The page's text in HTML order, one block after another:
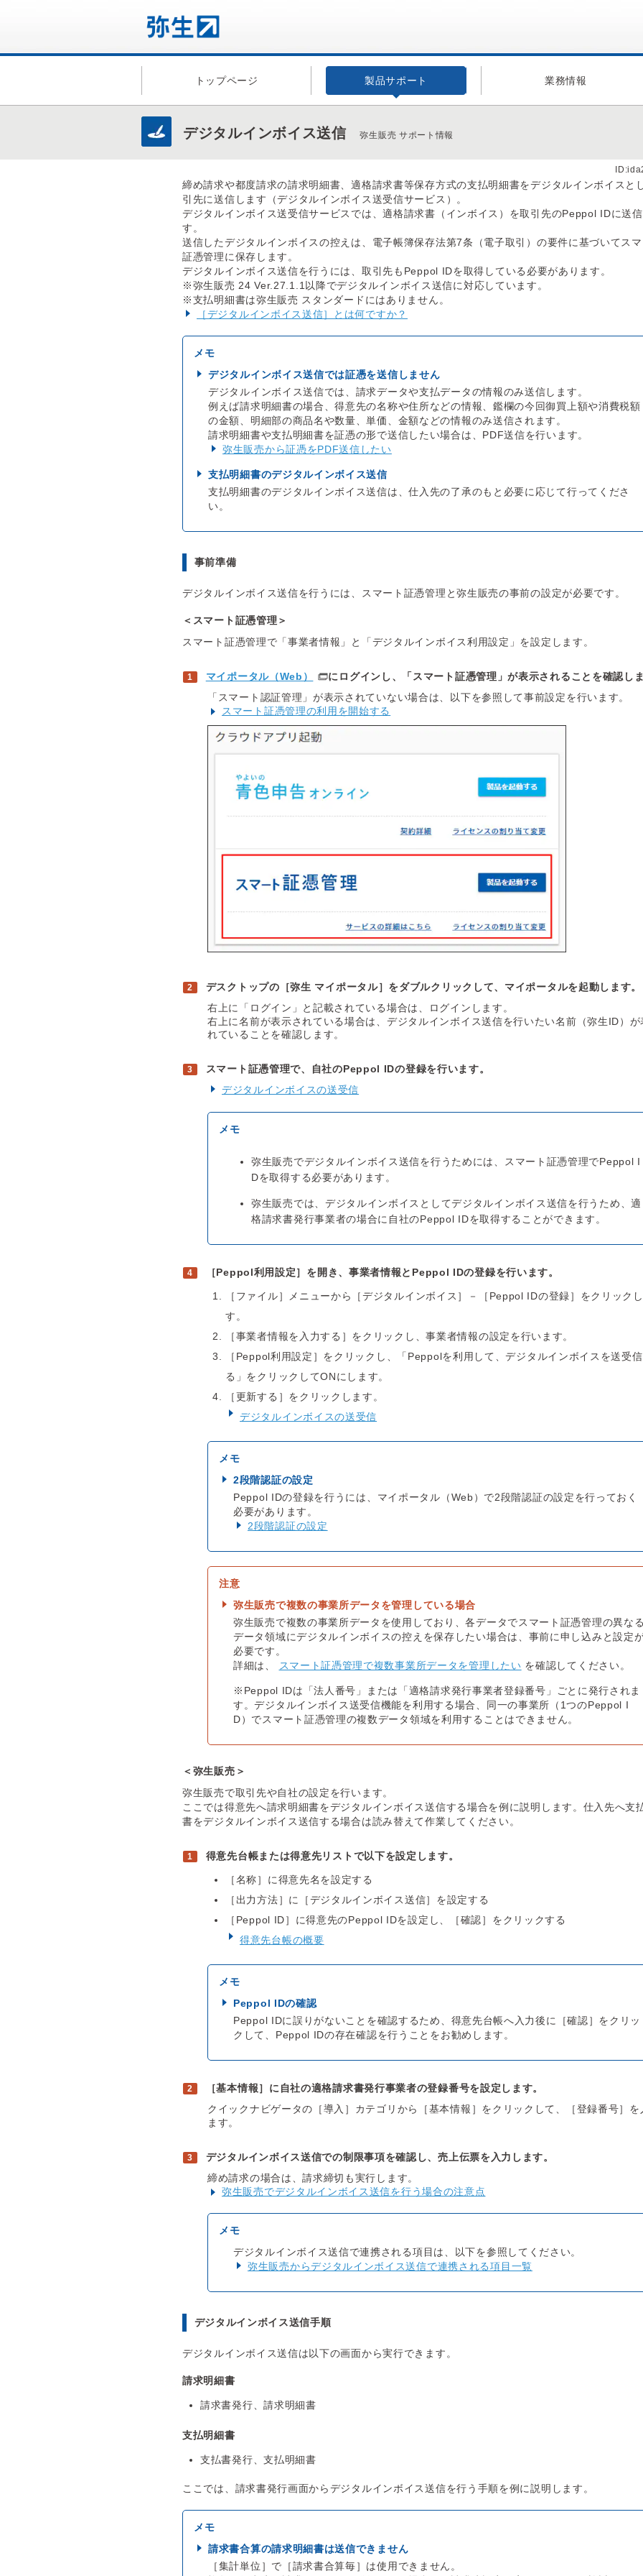
トップページ 製品サポート 業務情報
デジタルインボイス送信 弥生販売 サポート情報
締め請求や都度請求の請求明細書、適格請求書等保存方式の支払明細書をデジタルインボイスと
引先に送信します（デジタルインボイス送受信サービス）。
デジタルインボイス送受信サービスでは、適格請求書（インボイス）を取引先のPeppol IDに送
す。
送信したデジタルインボイスの控えは、電子帳簿保存法第7条（電子取引）の要件に基づいてス
証憑管理に保存します。
デジタルインボイス送信を行うには、取引先もPeppol IDを取得している必要があります。
※弥生販売 24 Ver.27.1.1以降でデジタルインボイス送信に対応しています。
※支払明細書は弥生販売 スタンダードにはありません。
［デジタルインボイス送信］とは何ですか？
デジタルインボイス送信では証憑を送信しません
デジタルインボイス送信では、請求データや支払データの情報のみ送信します。
例えば請求明細書の場合、得意先の名称や住所などの情報、鑑欄の今回御買上額や消費税額
の金額、明細部の商品名や数量、単価、金額などの情報のみ送信されます。
請求明細書や支払明細書を証憑の形で送信したい場合は、PDF送信を行います。
弥生販売から証憑をPDF送信したい
支払明細書のデジタルインボイス送信
支払明細書のデジタルインボイス送信は、仕入先の了承のもと必要に応じて行ってくださ
い。
事前準備
デジタルインボイス送信を行うには、スマート証憑管理と弥生販売の事前の設定が必要です。
＜スマート証憑管理＞
スマート証憑管理で「事業者情報」と「デジタルインボイス利用設定」を設定します。
マイポータル（Web）
にログインし、「スマート証憑管理」が表示されることを確認し
「スマート認証管理」が表示されていない場合は、以下を参照して事前設定を行います。
スマート証憑管理の利用を開始する
デスクトップの［弥生 マイポータル］をダブルクリックして、マイポータルを起動します。
右上に「ログイン」と記載されている場合は、ログインします。
右上に名前が表示されている場合は、デジタルインボイス送信を行いたい名前（弥生ID）が
れていることを確認します。
スマート証憑管理で、自社のPeppol IDの登録を行います。
デジタルインボイスの送受信
弥生販売でデジタルインボイス送信を行うためには、スマート証憑管理でPeppol I
Dを取得する必要があります。
弥生販売では、デジタルインボイスとしてデジタルインボイス送信を行うため、適
格請求書発行事業者の場合に自社のPeppol IDを取得することができます。
［Peppol利用設定］を開き、事業者情報とPeppol IDの登録を行います。
［ファイル］メニューから［デジタルインボイス］－［Peppol IDの登録］をクリック
す。
［事業者情報を入力する］をクリックし、事業者情報の設定を行います。
［Peppol利用設定］をクリックし、「Peppolを利用して、デジタルインボイスを送受
る」をクリックしてONにします。
［更新する］をクリックします。
デジタルインボイスの送受信
2段階認証の設定
Peppol IDの登録を行うには、マイポータル（Web）で2段階認証の設定を行っておく
必要があります。
2段階認証の設定
弥生販売で複数の事業所データを管理している場合
弥生販売で複数の事業所データを使用しており、各データでスマート証憑管理の異な
データ領域にデジタルインボイスの控えを保存したい場合は、事前に申し込みと設定
必要です。
詳細は、
スマート証憑管理で複数事業所データを管理したい を確認してください。
※Peppol IDは「法人番号」または「適格請求発行事業者登録番号」ごとに発行されま
す。デジタルインボイス送受信機能を利用する場合、同一の事業所（1つのPeppol I
D）でスマート証憑管理の複数データ領域を利用することはできません。
＜弥生販売＞
弥生販売で取引先や自社の設定を行います。
ここでは得意先へ請求明細書をデジタルインボイス送信する場合を例に説明します。仕入先へ支
書をデジタルインボイス送信する場合は読み替えて作業してください。
得意先台帳または得意先リストで以下を設定します。
［名称］に得意先名を設定する
［出力方法］に［デジタルインボイス送信］を設定する
［Peppol ID］に得意先のPeppol IDを設定し、［確認］をクリックする
得意先台帳の概要
Peppol IDの確認
Peppol IDに誤りがないことを確認するため、得意先台帳へ入力後に［確認］をクリッ
クして、Peppol IDの存在確認を行うことをお勧めします。
［基本情報］に自社の適格請求書発行事業者の登録番号を設定します。
クイックナビゲータの［導入］カテゴリから［基本情報］をクリックして、［登録番号］を
ます。
デジタルインボイス送信での制限事項を確認し、売上伝票を入力します。
締め請求の場合は、請求締切も実行します。
弥生販売でデジタルインボイス送信を行う場合の注意点
デジタルインボイス送信で連携される項目は、以下を参照してください。
弥生販売からデジタルインボイス送信で連携される項目一覧
デジタルインボイス送信手順
デジタルインボイス送信は以下の画面から実行できます。
請求明細書
請求書発行、請求明細書
支払明細書
支払書発行、支払明細書
ここでは、請求書発行画面からデジタルインボイス送信を行う手順を例に説明します。
請求書合算の請求明細書は送信できません
［集計単位］で［請求書合算毎］は使用できません。